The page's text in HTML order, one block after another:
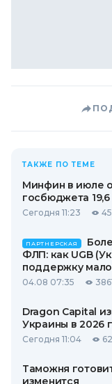
ТАКЖЕ ПО ТЕМЕ
Минфин в июле
госбюджета
Сегодня 11:23
ПАРТНЕРСКАЯ
ФЛП: как UGB
поддержку
04.08 07:35
Dragon Capital
Украины в 2026
Сегодня 11:04
Таможня
изменится